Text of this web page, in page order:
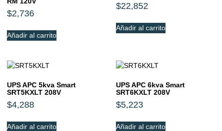
$2,736
Añadir al carrito
$22,852
Añadir al carrito
UPS APC 5kva Smart
SRT5KXLT 208V
$4,288
Añadir al carrito
UPS APC 6kva Smart
SRT6KXLT 208V
$5,223
Añadir al carrito